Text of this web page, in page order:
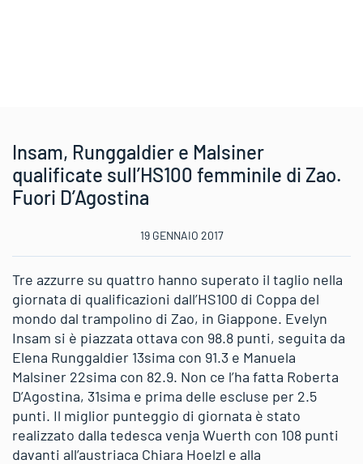
Insam, Runggaldier e Malsiner
qualificate sull’HS100 femminile di Zao.
Fuori D’Agostina
19 GENNAIO 2017
Tre azzurre su quattro hanno superato il taglio nella
giornata di qualificazioni dall’HS100 di Coppa del
mondo dal trampolino di Zao, in Giappone. Evelyn
Insam si è piazzata ottava con 98.8 punti, seguita da
Elena Runggaldier 13sima con 91.3 e Manuela
Malsiner 22sima con 82.9. Non ce l’ha fatta Roberta
D’Agostina, 31sima e prima delle escluse per 2.5
punti. Il miglior punteggio di giornata è stato
realizzato dalla tedesca venja Wuerth con 108 punti
davanti all’austriaca Chiara Hoelzl e alla